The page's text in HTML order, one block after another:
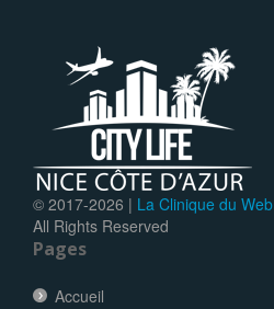
© 2017-2026 | La Clinique du Web
All Rights Reserved
Pages
Accueil